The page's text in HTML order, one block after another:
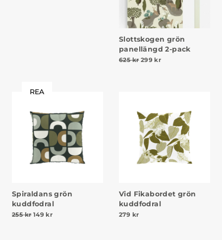
Slottskogen grön
panellängd 2-pack
625kr Det ursprungliga priset
299 krDet nuvarande
REA
Spiraldans grön
kuddfodral
255kr Det ursprungliga priset var: 255 kr.
149 krDet nuvarande priset är: 149 kr.
Vid Fikabordet grön
kuddfodral
279 kr